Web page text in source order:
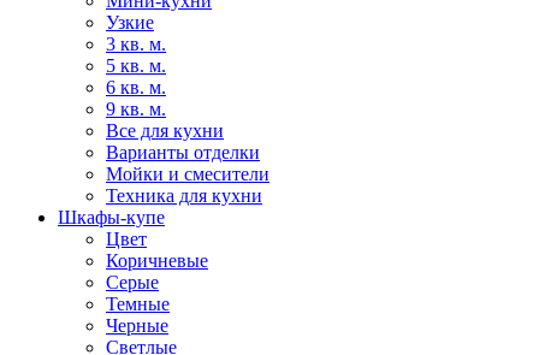
Узкие
3 кв. м.
5 кв. м.
6 кв. м.
9 кв. м.
Все для кухни
Варианты отделки
Мойки и смесители
Техника для кухни
Шкафы-купе
Цвет
Коричневые
Серые
Темные
Черные
Светлые